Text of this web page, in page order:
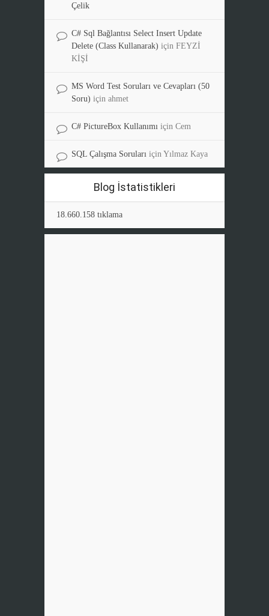
Çelik
C# Sql Bağlantısı Select Insert Update
Delete (Class Kullanarak) için FEYZİ
KİŞİ
MS Word Test Soruları ve Cevapları (50
Soru) için ahmet
C# PictureBox Kullanımı için Cem
SQL Çalışma Soruları için Yılmaz Kaya
Blog İstatistikleri
18.660.158 tıklama